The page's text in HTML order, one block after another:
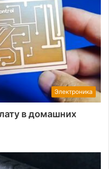
Электроника
в домашних